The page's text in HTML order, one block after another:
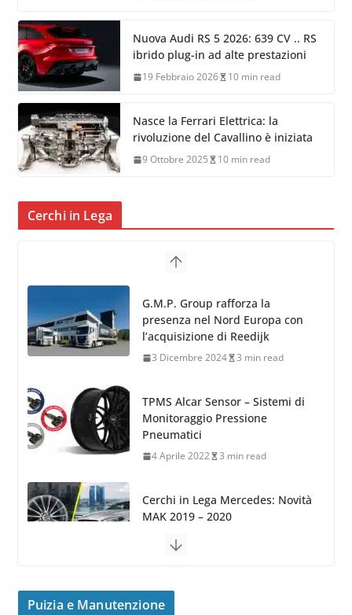
Nuova Audi RS 5 2026: 639 CV .. RS
ibrido plug-in ad alte prestazioni
19 Febbraio 2026 10 min read
Nasce la Ferrari Elettrica: la
rivoluzione del Cavallino è iniziata
9 Ottobre 2025 10 min read
Cerchi in Lega
G.M.P. Group rafforza la
l’acquisizione di Reedijk
3 Dicembre 2024 3 min read
Pneumatici
4 Aprile 2022 3 min read
16 Settembre 2019 1 min read
Cerchi in Lega Volvo: Nuovi
24 Luglio 2019
Puizia e Manutenzione